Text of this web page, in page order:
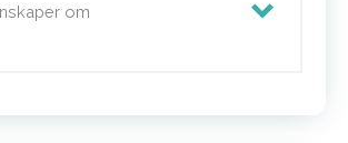
hjerne
få klienten ut av fastlåste
om